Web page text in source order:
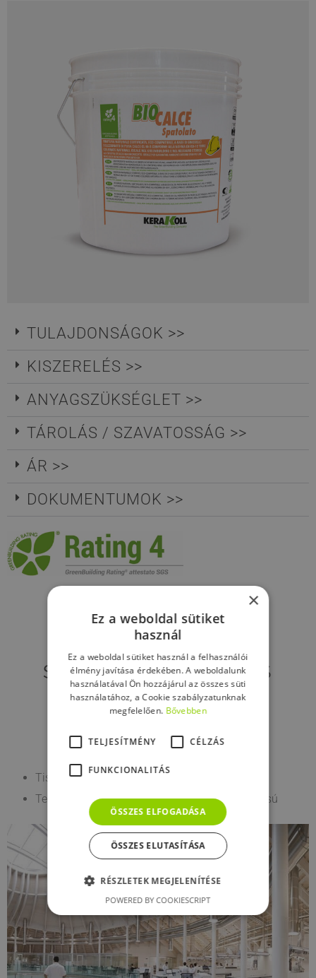
TULAJDONSÁGOK >>
KISZERELÉS >>
ANYAGSZÜKSÉGLET >>
TÁROLÁS / SZAVATOSSÁG >>
ÁR >>
DOKUMENTUMOK >>
MIK A BIOCALCE®
SPATOLATO ELŐNYÖS
TULAJDONÁGAI?
Tiszta kálium‑szilikát alapú
Természetes baktérium‑ és gombataszító hatású
×
Ez a weboldal sütiket
használ
Ez a weboldal sütiket használ a felhasználói
élmény javítása érdekében. A weboldalunk
használatával Ön hozzájárul az összes süti
használatához, a Cookie szabályzatunknak
megfelelően. Bővebben
TELJESÍTMÉNY CÉLZÁS
FUNKCIONALITÁS
ÖSSZES ELFOGADÁSA
ÖSSZES ELUTASÍTÁSA
RÉSZLETEK MEGJELENÍTÉSE
POWERED BY COOKIESCRIPT